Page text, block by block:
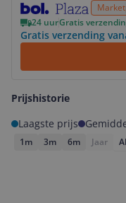
24 uurGratis
Gratis verzending
Prijshistorie
Laagste prijs
1m 3m 6m Jaar